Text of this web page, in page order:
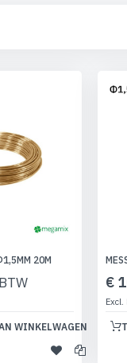
20M
WINKELWAGEN
€